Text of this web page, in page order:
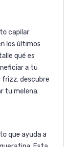
capilar
los últimos
qué es
a tu
frizz, descubre
tu melena.
que ayuda a